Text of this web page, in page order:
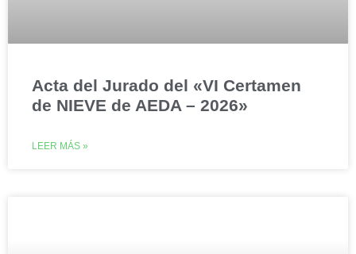
Acta del Jurado del «VI Certamen
de NIEVE de AEDA – 2026»
LEER MÁS »